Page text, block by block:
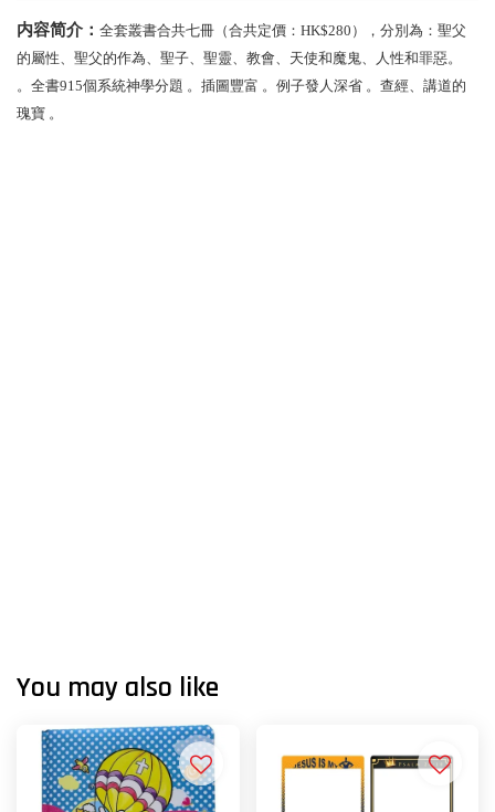
内容简介： 全套叢書合共七冊（合共定價： HK$280），分別為：聖父
的屬性、聖父的作為、聖子、聖靈、教會、天使和魔鬼、人性和罪惡。
。全書915個系統神學分題 。插圖豐富 。例子發人深省 。查經、講道的
瑰寶 。
You may also like